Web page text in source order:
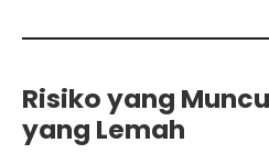
Risiko yang
yang Lemah